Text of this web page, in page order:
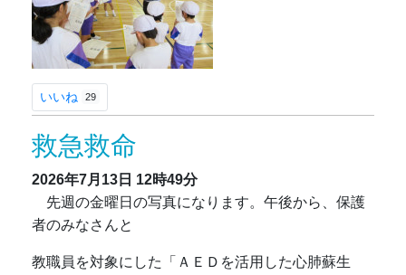
いいね 29
救急救命
2026年7月13日 12時49分
先週の金曜日の写真になります。午後から、保護
者のみなさんと
教職員を対象にした「ＡＥＤを活用した心肺蘇生